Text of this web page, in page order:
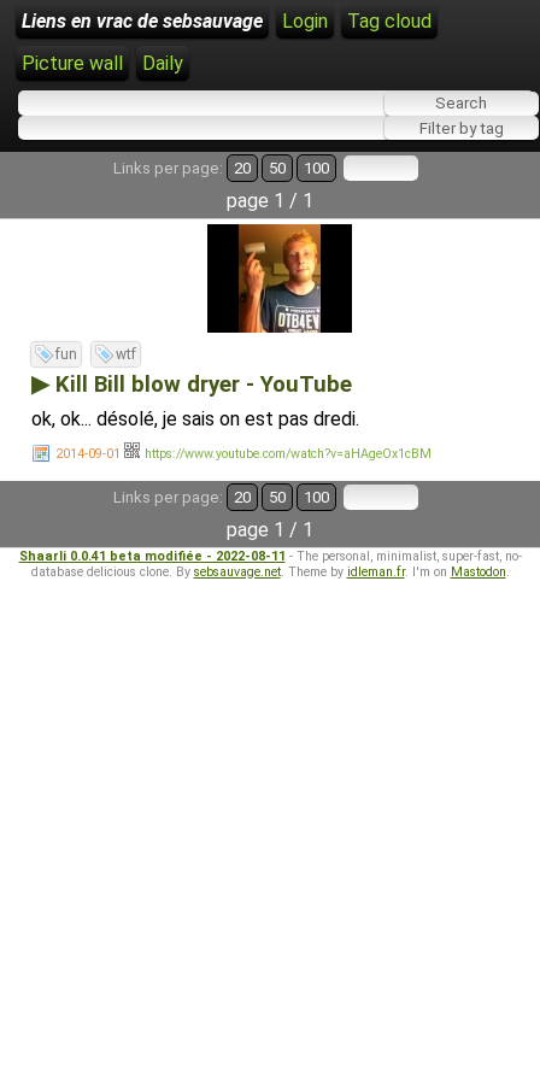
Liens en vrac de sebsauvage Login
Tag cloud
Picture wall
Daily
Links per page: 20 50 100
page 1 / 1
fun wtf
▶ Kill Bill blow dryer - YouTube
ok, ok... désolé, je sais on est pas dredi.
2014-09-01 https://www.youtube.com/watch?v=aHAgeOx1cBM
Links per page: 20 50 100
page 1 / 1
Shaarli 0.0.41 beta modifiée - 2022-08-11 - The personal, minimalist, super-fast, no-
database delicious clone. By sebsauvage.net. Theme by idleman.fr. I'm on Mastodon.